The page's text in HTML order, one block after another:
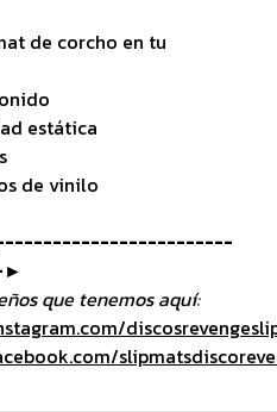
de corcho en tu
estática
de vinilo
que tenemos aquí: